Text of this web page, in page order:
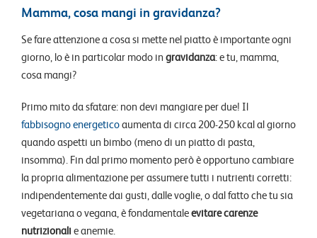
Mamma, cosa mangi in gravidanza?
Se fare attenzione a cosa si mette nel piatto è importante ogni
giorno, lo è in particolar modo in gravidanza: e tu, mamma,
cosa mangi?
Primo mito da sfatare: non devi mangiare per due! Il
fabbisogno energeticoaumenta di circa 200-250 kcal al giorno
quando aspetti un bimbo (meno di un piatto di pasta,
insomma). Fin dal primo momento però è opportuno cambiare
la propria alimentazione per assumere tutti i nutrienti corretti:
indipendentemente dai gusti, dalle voglie, o dal fatto che tu sia
vegetariana o vegana, è fondamentaleevitare carenze
nutrizionali e anemie.